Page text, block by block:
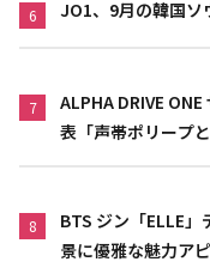
6 JO1、9月の韓国
7
ALPHA DRIVE
表「声帯ポリープ
8
BTS ジン「ELLE
景に優雅な魅力ア